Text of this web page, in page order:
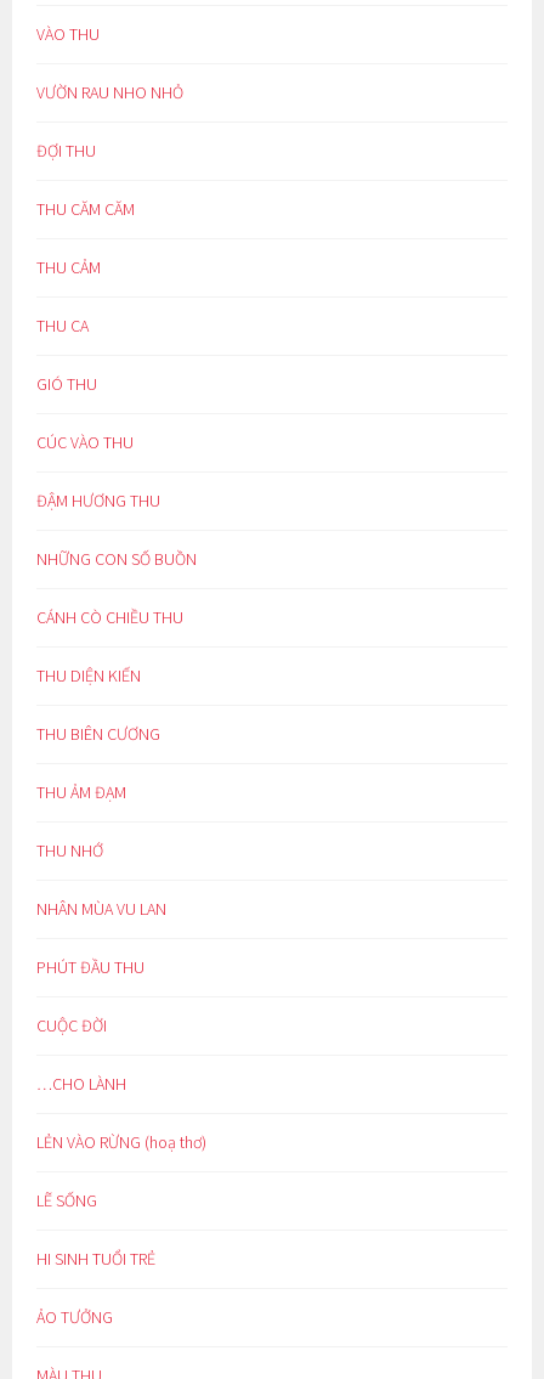
VÀO THU
VƯỜN RAU NHO NHỎ
ĐỢI THU
THU CĂM CĂM
THU CẢM
THU CA
GIÓ THU
CÚC VÀO THU
ĐẬM HƯƠNG THU
NHỮNG CON SỐ BUỒN
CÁNH CÒ CHIỀU THU
THU DIỆN KIẾN
THU BIÊN CƯƠNG
THU ẢM ĐẠM
THU NHỚ
NHÂN MÙA VU LAN
PHÚT ĐẦU THU
CUỘC ĐỜI
…CHO LÀNH
LẺN VÀO RỪNG (hoạ thơ)
LẼ SỐNG
HI SINH TUỔI TRẺ
ẢO TƯỞNG